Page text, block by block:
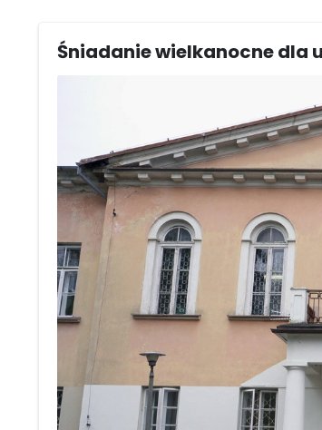
Śniadanie wielkanocne dla